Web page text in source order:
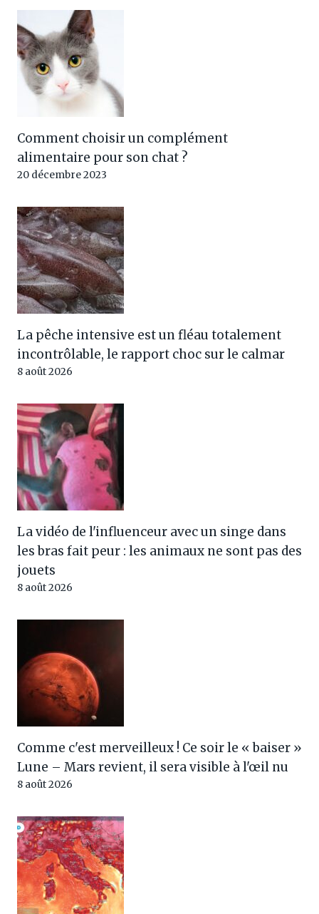
Comment choisir un complément
alimentaire pour son chat ?
20 décembre 2023
La pêche intensive est un fléau totalement
incontrôlable, le rapport choc sur le calmar
8 août 2026
La vidéo de l'influenceur avec un singe dans
les bras fait peur : les animaux ne sont pas des
jouets
8 août 2026
Comme c'est merveilleux ! Ce soir le « baiser »
Lune – Mars revient, il sera visible à l'œil nu
8 août 2026